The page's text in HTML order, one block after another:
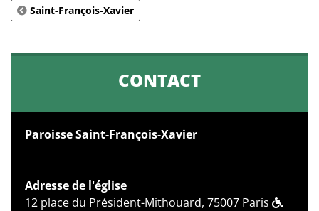
Saint-François-Xavier
CONTACT
Paroisse Saint-François-Xavier
Adresse de l'église
12 place du Président-Mithouard, 75007 Paris